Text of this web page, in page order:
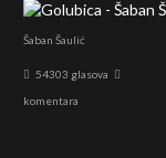
Šaban Šaulić
54303 glasova
komentara